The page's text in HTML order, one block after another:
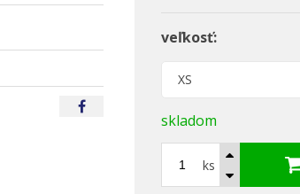
veľkosť:
XS
skladom
ks